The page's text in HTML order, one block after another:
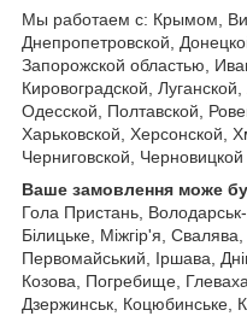
Мы работаем с: Крымом,
Днепропетровской,
Запорожской областью,
Кировоградской,
Одесской, Полтавской,
Харьковской, Херсонской,
Черниговской,
Ваше замовлення може
Гола Пристань,
Білицьке, Міжгір'я,
Первомайський, Іршава,
Козова, Погребище,
Дзержинськ, Коцюбинське,